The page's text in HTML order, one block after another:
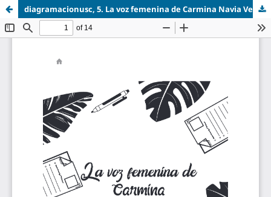
diagramacionusc, 5. La voz femenina de Carmina Navia Velasco.pdf